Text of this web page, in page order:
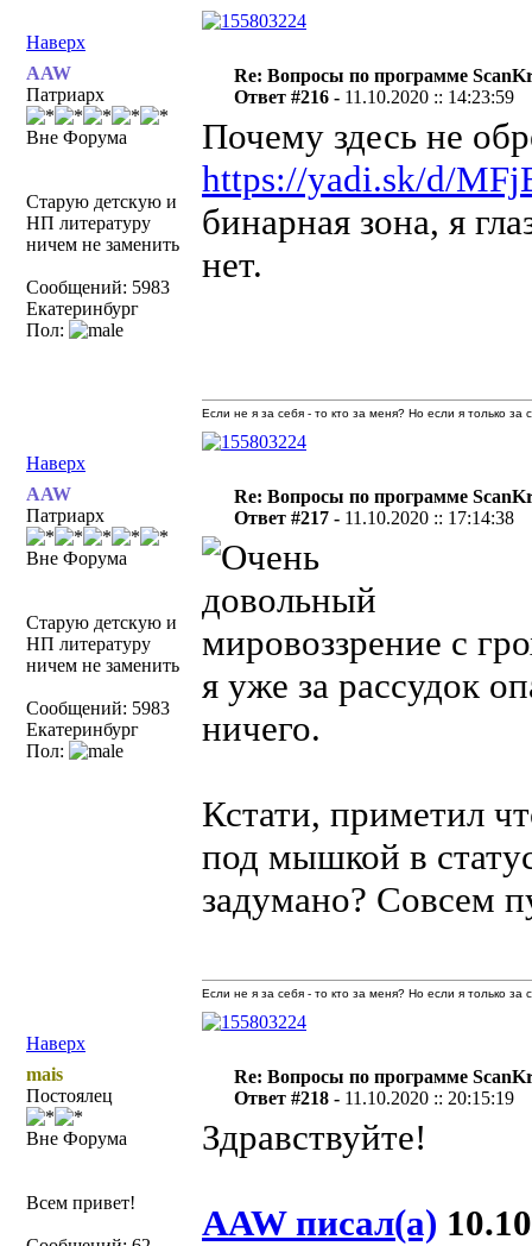
Наверх
AAW
Патриарх
Вне Форума
Старую детскую и
НП литературу
ничем не заменить
Сообщений: 5983
Екатеринбург
Пол:
Re: Вопросы по программе
Ответ #216 - 11.10.2020 :: 14:23:59
Почему здесь не
https://yadi.sk/d/
бинарная зона, я
нет.
Наверх
Если не я за себя - то кто за меня? Но если я только
AAW
Патриарх
Вне Форума
Старую детскую и
НП литературу
ничем не заменить
Сообщений: 5983
Екатеринбург
Пол:
Re: Вопросы по программе
Ответ #217 - 11.10.2020 :: 17:14:38
мировоззрение с
я уже за рассудок
ничего.
Кстати, приметил
под мышкой в
задумано? Совсем
Наверх
Если не я за себя - то кто за меня? Но если я только
mais
Постоялец
Вне Форума
Всем привет!
Re: Вопросы по программе
Ответ #218 - 11.10.2020 :: 20:15:19
Здравствуйте!
AAW писал(а)